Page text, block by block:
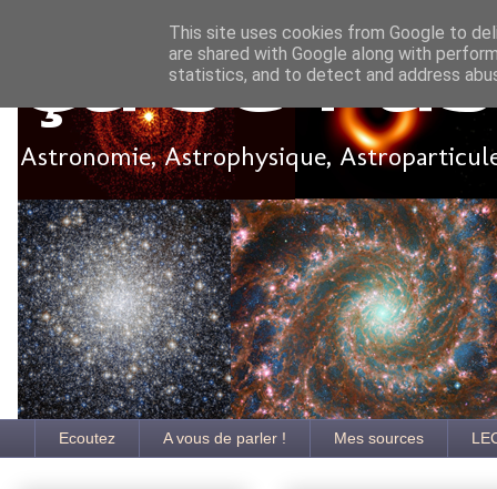
Ça se
Astronomie, Astrophysique,
Ecoutez A vous de parler ! Mes sources
This site uses cookies from Google to
are shared with Google along with
statistics, and to detect and address